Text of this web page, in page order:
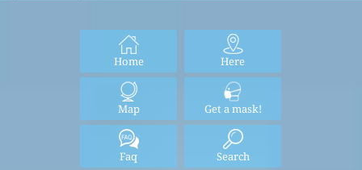
Home Here
Map Get a mask!
Faq Search